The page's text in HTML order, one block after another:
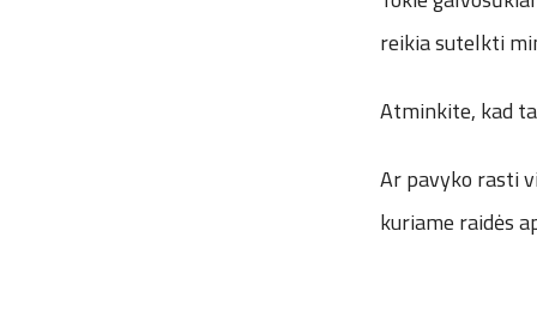
reikia sutelkti
Atminkite, kad
Ar pavyko rasti
kuriame raidės